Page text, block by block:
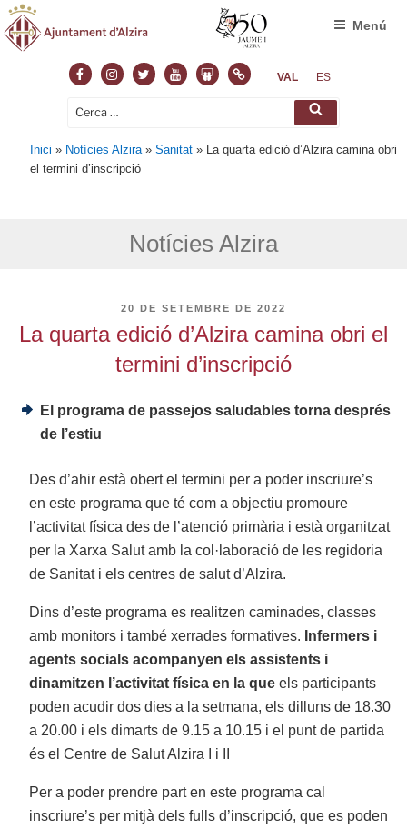
FacebookInstagram
TwitterYoutubeSlideshare
NormasVAL ES
Cerca: Cerca
Menú
Inici » Notícies Alzira »Sanitat » La quarta edició d’Alzira camina obri
el termini d’inscripció
Notícies Alzira
PUBLICAT
20 DE SETEMBRE DE 2022
La quarta edició d’Alzira camina obri el
termini d’inscripció
El programa de passejos saludables torna després
de l’estiu
Des d’ahir està obert el termini per a poder inscriure’s
en este programa que té com a objectiu promoure
l’activitat física des de l’atenció primària i està organitzat
per la Xarxa Salut amb la col·laboració de les regidoria
de Sanitat i els centres de salut d’Alzira.
Dins d’este programa es realitzen caminades, classes
amb monitors i també xerrades formatives. Infermers i
agents socials acompanyen els assistents i
dinamitzen l’activitat física en la queels participants
poden acudir dos dies a la setmana, els dilluns de 18.30
a 20.00 i els dimarts de 9.15 a 10.15 i el punt de partida
és el Centre de Salut Alzira I i II
Per a poder prendre part en este programa cal
inscriure’s per mitjà dels fulls d’inscripció, que es poden